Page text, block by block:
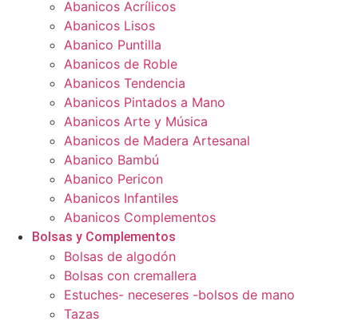
Abanicos Acrílicos
Abanicos Lisos
Abanico Puntilla
Abanicos de Roble
Abanicos Tendencia
Abanicos Pintados a Mano
Abanicos Arte y Música
Abanicos de Madera Artesanal
Abanico Bambú
Abanico Pericon
Abanicos Infantiles
Abanicos Complementos
Bolsas y Complementos
Bolsas de algodón
Bolsas con cremallera
Estuches- neceseres -bolsos de mano
Tazas